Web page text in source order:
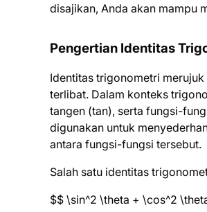
disajikan, Anda akan mampu
Pengertian Identitas
Identitas trigonometri
terlibat. Dalam konteks
tangen (tan), serta fungsi-
digunakan untuk
antara fungsi-fungsi tersebut.
Salah satu identitas
$$ \sin^2 \theta + \cos^2